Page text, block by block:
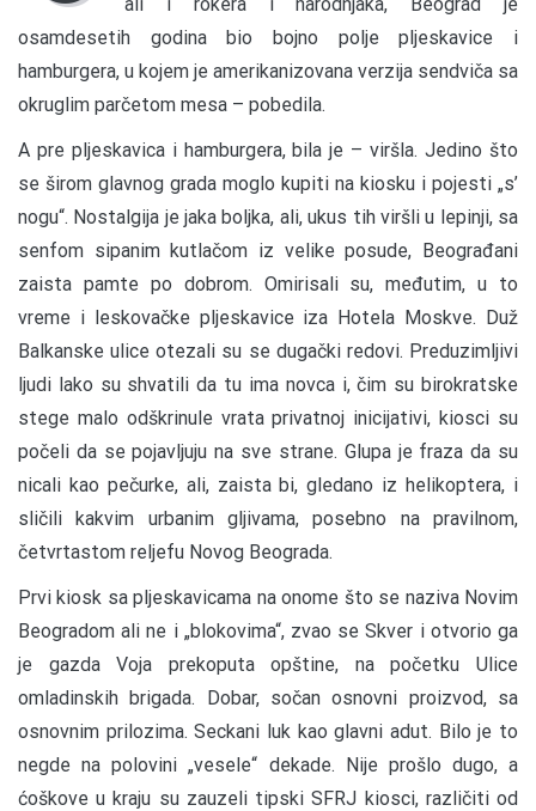
osamdesetih godina bio bojno polje pljeskavice i
hamburgera, u kojem je amerikanizovana verzija sendviča sa
okruglim parčetom mesa – pobedila.
A pre pljeskavica i hamburgera, bila je – viršla. Jedino što
se širom glavnog grada moglo kupiti na kiosku i pojesti „s’
nogu“. Nostalgija je jaka boljka, ali, ukus tih viršli u lepinji, sa
senfom sipanim kutlačom iz velike posude, Beograđani
zaista pamte po dobrom. Omirisali su, međutim, u to
vreme i leskovačke pljeskavice iza Hotela Moskve. Duž
Balkanske ulice otezali su se dugački redovi. Preduzimljivi
ljudi lako su shvatili da tu ima novca i, čim su birokratske
stege malo odškrinule vrata privatnoj inicijativi, kiosci su
počeli da se pojavljuju na sve strane. Glupa je fraza da su
nicali kao pečurke, ali, zaista bi, gledano iz helikoptera, i
sličili kakvim urbanim gljivama, posebno na pravilnom,
četvrtastom reljefu Novog Beograda.
Prvi kiosk sa pljeskavicama na onome što se naziva Novim
Beogradom ali ne i „blokovima“, zvao se Skver i otvorio ga
je gazda Voja prekoputa opštine, na početku Ulice
omladinskih brigada. Dobar, sočan osnovni proizvod, sa
osnovnim prilozima. Seckani luk kao glavni adut. Bilo je to
negde na polovini „vesele“ dekade. Nije prošlo dugo, a
ćoškove u kraju su zauzeli tipski SFRJ kiosci, različiti od